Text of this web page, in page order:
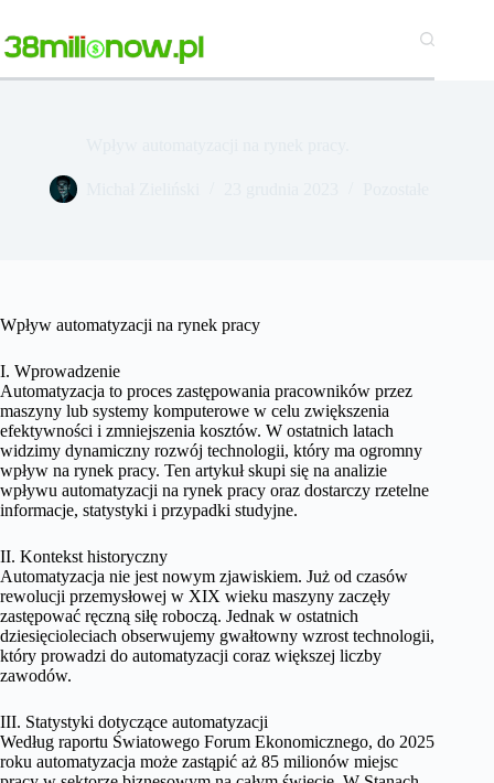
treści
Wpływ automatyzacji na rynek pracy
I. Wprowadzenie
Automatyzacja to proces zastępowania pracowników przez
maszyny lub systemy komputerowe w celu zwiększenia
efektywności i zmniejszenia kosztów. W ostatnich latach
widzimy dynamiczny rozwój technologii, który ma ogromny
wpływ na rynek pracy. Ten artykuł skupi się na analizie
wpływu automatyzacji na rynek pracy oraz dostarczy rzetelne
informacje, statystyki i przypadki studyjne.
II. Kontekst historyczny
Automatyzacja nie jest nowym zjawiskiem. Już od czasów
rewolucji przemysłowej w XIX wieku maszyny zaczęły
zastępować ręczną siłę roboczą. Jednak w ostatnich
dziesięcioleciach obserwujemy gwałtowny wzrost technologii,
który prowadzi do automatyzacji coraz większej liczby
zawodów.
III. Statystyki dotyczące automatyzacji
Według raportu Światowego Forum Ekonomicznego, do 2025
roku automatyzacja może zastąpić aż 85 milionów miejsc